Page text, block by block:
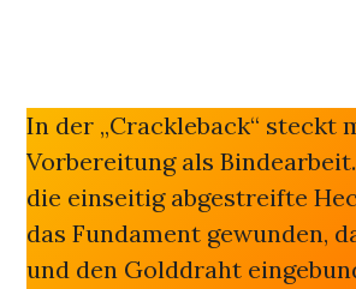
In der „Crackleback“ steckt
Vorbereitung als
die einseitig abgestreifte
das Fundament gewunden,
und den Golddraht